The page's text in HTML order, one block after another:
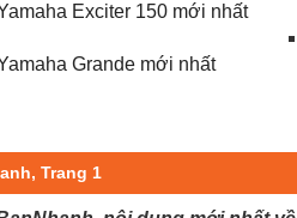
Exciter 150 mới nhất
Grande mới nhất
Trang 1